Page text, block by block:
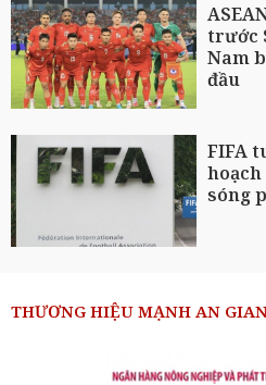
trước
Nam
đầu
FIFA
sóng
THƯƠNG HIỆU MẠNH AN